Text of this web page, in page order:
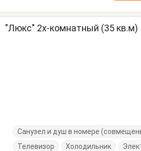
"Люкс" 2х-комнатный (35 кв.м)
Санузел и душ в номере
Телевизор
Холодильник